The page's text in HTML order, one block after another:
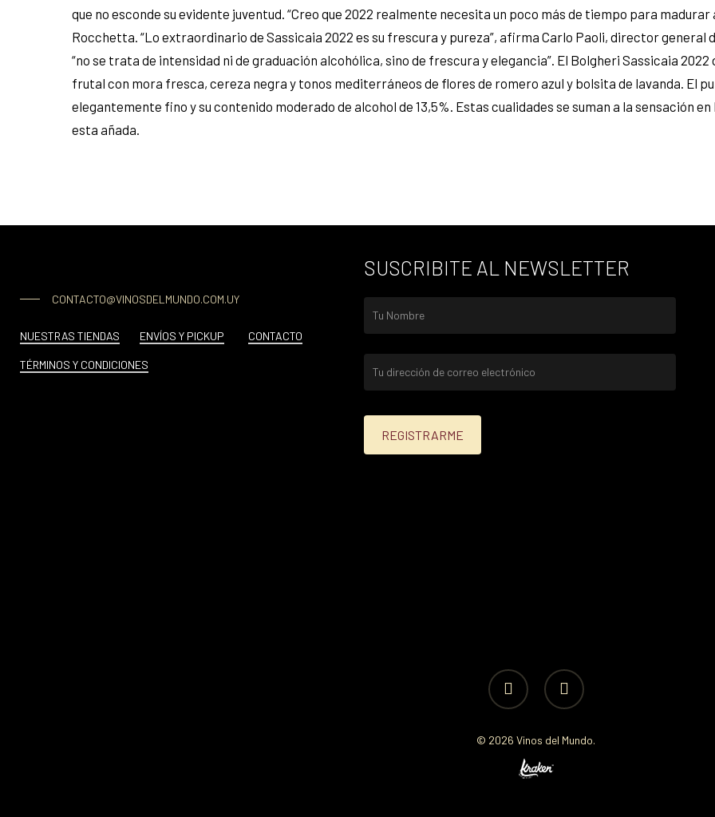
que no esconde su evidente juventud. “Creo que 2022 realmente necesita un poco más de tiempo para
Rocchetta. “Lo extraordinario de Sassicaia 2022 es su frescura y pureza”, afirma Carlo Paoli, director general
“no se trata de intensidad ni de graduación alcohólica, sino de frescura y elegancia”. El Bolgheri Sassicaia
frutal con mora fresca, cereza negra y tonos mediterráneos de flores de romero azul y bolsita de lavanda. El
elegantemente fino y su contenido moderado de alcohol de 13,5%. Estas cualidades se suman a la sensación
esta añada.
CONTACTO@VINOSDELMUNDO.COM.UY
NUESTRAS TIENDAS ENVÍOS Y PICKUP CONTACTO
TÉRMINOS Y CONDICIONES
SUSCRIBITE AL NEWSLETTER
facebook instagram
© 2026 Vinos del Mundo.